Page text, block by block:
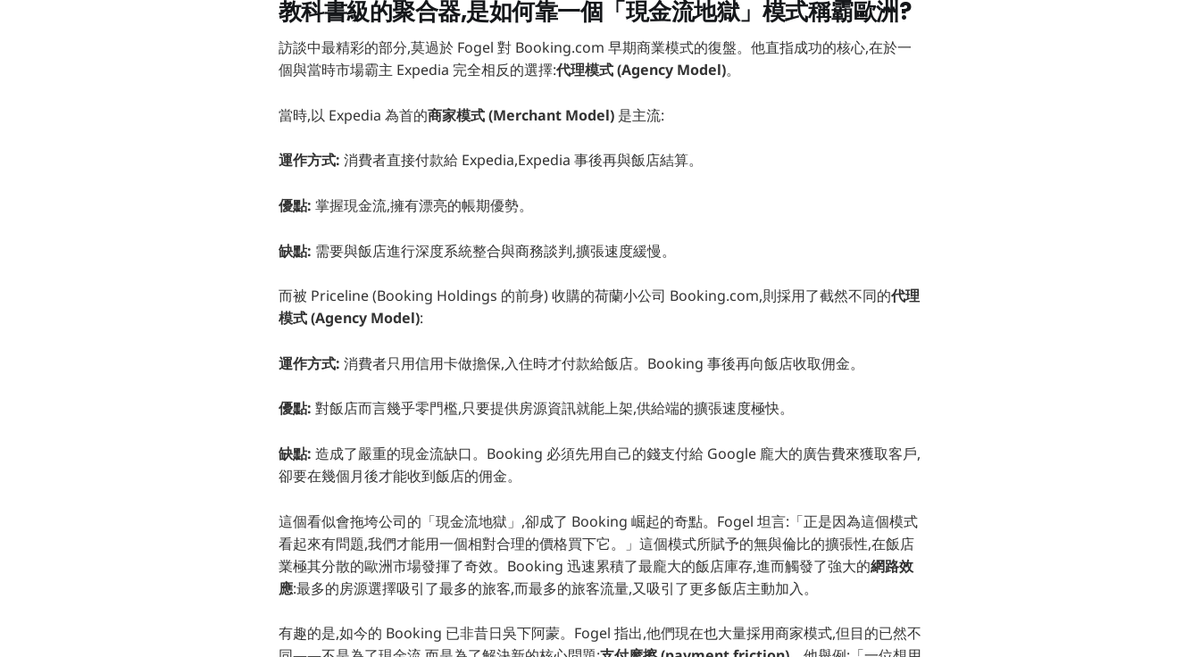
教科書級的聚合器,是如何靠一個「現金流地獄」模式稱霸歐洲?
訪談中最精彩的部分,莫過於 Fogel 對 Booking.com 早期商業模式的復盤。他直指成功的核心,在於一
個與當時市場霸主 Expedia 完全相反的選擇:代理模式 (Agency Model)。
當時,以 Expedia 為首的商家模式 (Merchant Model) 是主流:
運作方式: 消費者直接付款給 Expedia,Expedia 事後再與飯店結算。
優點: 掌握現金流,擁有漂亮的帳期優勢。
缺點: 需要與飯店進行深度系統整合與商務談判,擴張速度緩慢。
而被 Priceline (Booking Holdings 的前身) 收購的荷蘭小公司 Booking.com,則採用了截然不同的代理
模式 (Agency Model):
運作方式: 消費者只用信用卡做擔保,入住時才付款給飯店。Booking 事後再向飯店收取佣金。
優點: 對飯店而言幾乎零門檻,只要提供房源資訊就能上架,供給端的擴張速度極快。
缺點: 造成了嚴重的現金流缺口。Booking 必須先用自己的錢支付給 Google 龐大的廣告費來獲取客戶,
卻要在幾個月後才能收到飯店的佣金。
這個看似會拖垮公司的「現金流地獄」,卻成了 Booking 崛起的奇點。Fogel 坦言:「正是因為這個模式
看起來有問題,我們才能用一個相對合理的價格買下它。」這個模式所賦予的無與倫比的擴張性,在飯店
業極其分散的歐洲市場發揮了奇效。Booking 迅速累積了最龐大的飯店庫存,進而觸發了強大的網路效
應:最多的房源選擇吸引了最多的旅客,而最多的旅客流量,又吸引了更多飯店主動加入。
有趣的是,如今的 Booking 已非昔日吳下阿蒙。Fogel 指出,他們現在也大量採用商家模式,但目的已然不